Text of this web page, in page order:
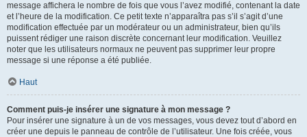
message affichera le nombre de fois que vous l’avez modifié, contenant la date
et l’heure de la modification. Ce petit texte n’apparaîtra pas s’il s’agit d’une
modification effectuée par un modérateur ou un administrateur, bien qu’ils
puissent rédiger une raison discrète concernant leur modification. Veuillez
noter que les utilisateurs normaux ne peuvent pas supprimer leur propre
message si une réponse a été publiée.
Haut
Comment puis-je insérer une signature à mon message ?
Pour insérer une signature à un de vos messages, vous devez tout d’abord en
créer une depuis le panneau de contrôle de l’utilisateur. Une fois créée, vous